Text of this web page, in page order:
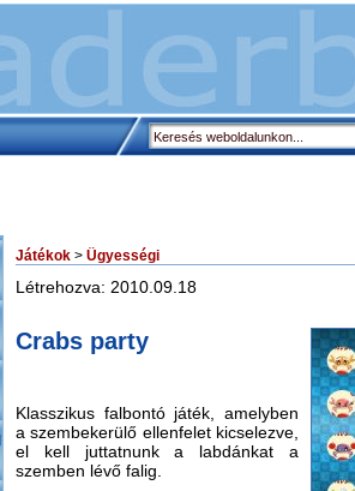
Játékok > Ügyességi
Létrehozva: 2010.09.18
Crabs party
Klasszikus falbontó játék, amelyben
a szembekerülő ellenfelet kicselezve,
el kell juttatnunk a labdánkat a
szemben lévő falig.